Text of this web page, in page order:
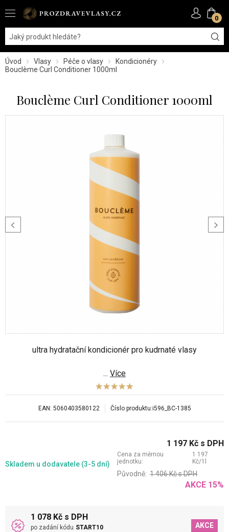
0
Úvod Vlasy Péče o vlasy
Kondicionéry
Bouclème Curl Conditioner 1000ml
Bouclème Curl Conditioner 1000ml
ultra hydratační kondicionér pro kudrnaté vlasy
... Více
EAN: 5060403580122 Číslo produktu:i596_BC-1385
Skladem u dodavatele (3-5 dní)
1 197 Kč s DPH
Cena za měrnou
jednotku:
1 197
Kč/1
Původně: 1 406Kčs DPH
AKCE 15%
1 078 Kč s DPH
po zadání kódu START10
AKCE